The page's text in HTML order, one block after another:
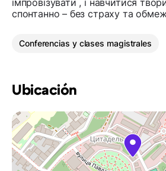
імпровізувати , і навчитися
спонтанно – без страху та
Conferencias y clases magistrales
Ubicación